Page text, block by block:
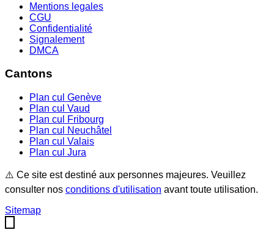
Mentions legales
CGU
Confidentialité
Signalement
DMCA
Cantons
Plan cul Genève
Plan cul Vaud
Plan cul
Fribourg
Plan cul
Neuchâtel
Plan cul Valais
Plan cul Jura
⚠️ Ce site est destiné aux personnes majeures. Veuillez
consulter nos conditions d'utilisation avant toute utilisation.
Sitemap